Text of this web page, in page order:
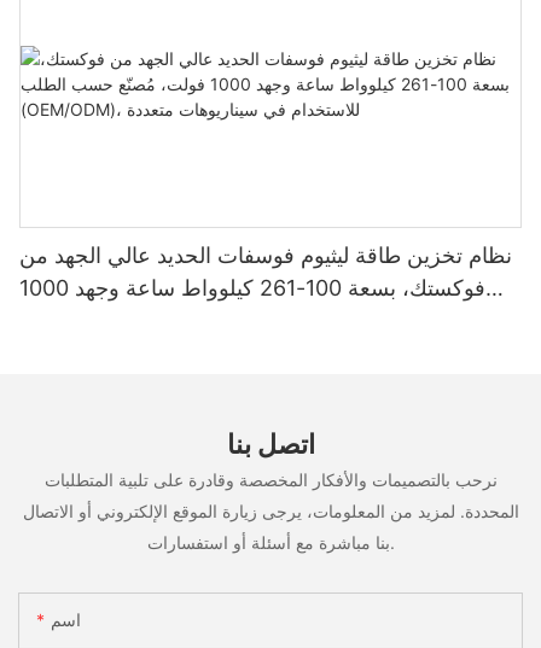
نظام تخزين طاقة ليثيوم فوسفات الحديد عالي الجهد من
فوكستك، بسعة 100-261 كيلوواط ساعة وجهد 1000
اتصل بنا
نرحب بالتصميمات والأفكار المخصصة وقادرة على تلبية المتطلبات
المحددة. لمزيد من المعلومات، يرجى زيارة الموقع الإلكتروني أو الاتصال
بنا مباشرة مع أسئلة أو استفسارات.
اسم